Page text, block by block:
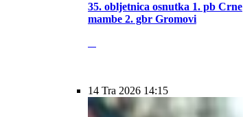
35. obljetnica osnutka 1. pb Crne
mambe 2. gbr Gromovi
14 Tra 2026 14:15